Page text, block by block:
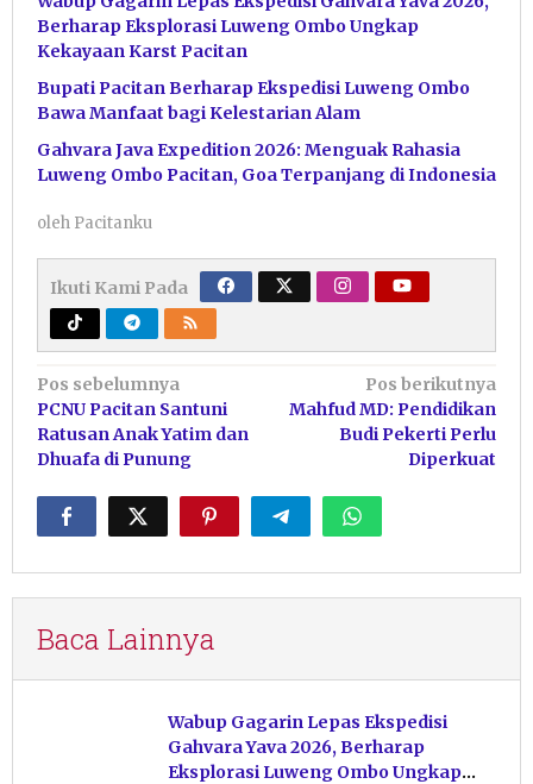
Berharap Eksplorasi Luweng Ombo Ungkap
Kekayaan Karst Pacitan
Bupati Pacitan Berharap Ekspedisi Luweng Ombo
Bawa Manfaat bagi Kelestarian Alam
Gahvara Java Expedition 2026: Menguak Rahasia
Luweng Ombo Pacitan, Goa Terpanjang di Indonesia
oleh Pacitanku
Ikuti Kami Pada
Navigasi
pos
Pos sebelumnya
PCNU Pacitan Santuni
Ratusan Anak Yatim dan
Dhuafa di Punung
Pos berikutnya
Mahfud MD: Pendidikan
Budi Pekerti Perlu
Diperkuat
Baca Lainnya
Wabup Gagarin Lepas Ekspedisi
Gahvara Yava 2026, Berharap
Eksplorasi Luweng Ombo Ungkap